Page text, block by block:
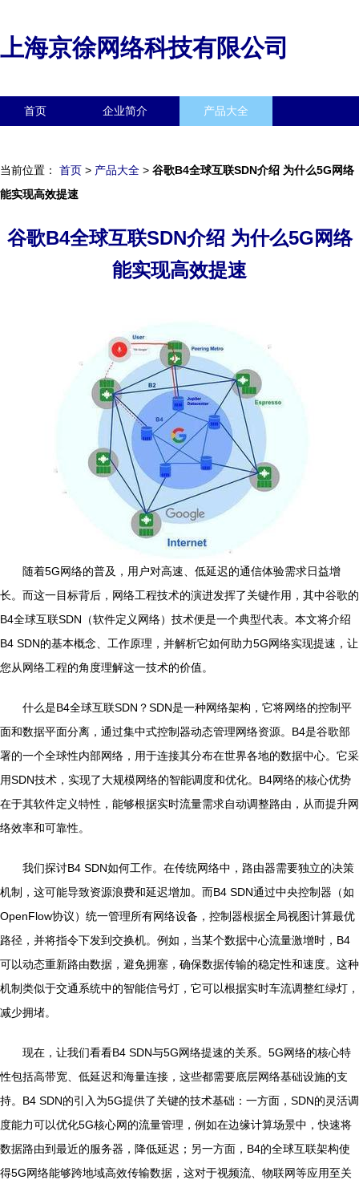
上海京徐网络科技有限公司
首页 企业简介 产品大全
当前位置： 首页 > 产品大全 > 谷歌B4全球互联SDN介绍 为什么5G网络
能实现高效提速
谷歌B4全球互联SDN介绍 为什么5G网络
能实现高效提速
随着5G网络的普及，用户对高速、低延迟的通信体验需求日益增
长。而这一目标背后，网络工程技术的演进发挥了关键作用，其中谷歌的
B4全球互联SDN（软件定义网络）技术便是一个典型代表。本文将介绍
B4 SDN的基本概念、工作原理，并解析它如何助力5G网络实现提速，让
您从网络工程的角度理解这一技术的价值。
什么是B4全球互联SDN？SDN是一种网络架构，它将网络的控制平
面和数据平面分离，通过集中式控制器动态管理网络资源。B4是谷歌部
署的一个全球性内部网络，用于连接其分布在世界各地的数据中心。它采
用SDN技术，实现了大规模网络的智能调度和优化。B4网络的核心优势
在于其软件定义特性，能够根据实时流量需求自动调整路由，从而提升网
络效率和可靠性。
我们探讨B4 SDN如何工作。在传统网络中，路由器需要独立的决策
机制，这可能导致资源浪费和延迟增加。而B4 SDN通过中央控制器（如
OpenFlow协议）统一管理所有网络设备，控制器根据全局视图计算最优
路径，并将指令下发到交换机。例如，当某个数据中心流量激增时，B4
可以动态重新路由数据，避免拥塞，确保数据传输的稳定性和速度。这种
机制类似于交通系统中的智能信号灯，它可以根据实时车流调整红绿灯，
减少拥堵。
现在，让我们看看B4 SDN与5G网络提速的关系。5G网络的核心特
性包括高带宽、低延迟和海量连接，这些都需要底层网络基础设施的支
持。B4 SDN的引入为5G提供了关键的技术基础：一方面，SDN的灵活调
度能力可以优化5G核心网的流量管理，例如在边缘计算场景中，快速将
数据路由到最近的服务器，降低延迟；另一方面，B4的全球互联架构使
得5G网络能够跨地域高效传输数据，这对于视频流、物联网等应用至关